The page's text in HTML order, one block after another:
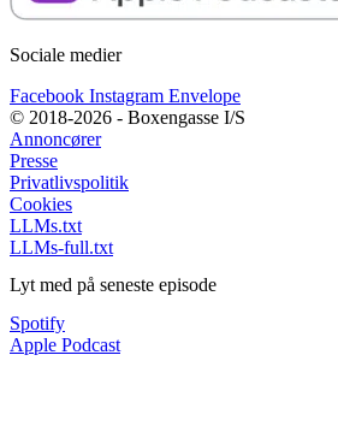
Sociale medier
Facebook Instagram Envelope
© 2018-2026 - Boxengasse I/S
Annoncører
Presse
Privatlivspolitik
Cookies
LLMs.txt
LLMs-full.txt
Lyt med på seneste episode
Spotify
Apple Podcast